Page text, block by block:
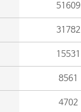
51609
31782
15531
8561
4702